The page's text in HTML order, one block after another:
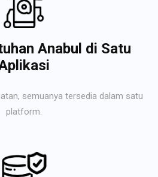
Anabul di Satu
semuanya tersedia dalam satu
platform.